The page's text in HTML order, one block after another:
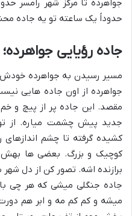
حدوداً یک ساعته تو یه جاده
جاده رؤیایی
مسیر رسیدن به جواهرده خودش
جواهرده از اون جاده هایی
مقصد. این جاده پر از پیچ و
جدید پیش چشمت میاره. از
کشیده گرفته تا چشم
کوچیک و بزرگ. بعضی ها بهش
برازنده اشه. تصور کن از دل شهر
جاده جنگلی میشی که هر چی
میشه و کم کم مه و ابر هم